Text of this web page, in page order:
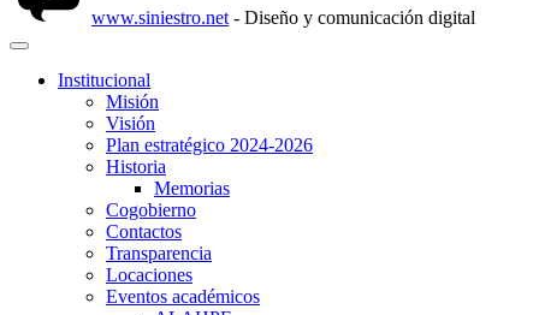
www.siniestro.net - Diseño y comunicación digital
Institucional
Misión
Visión
Plan estratégico 2024-2026
Historia
Memorias
Cogobierno
Contactos
Transparencia
Locaciones
Eventos académicos